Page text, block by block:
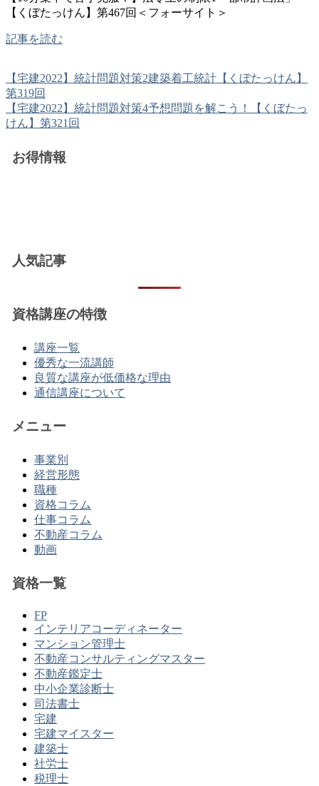
【くぼたっけん】第467回＜フォーサイト＞
記事を読む
【宅建2022】統計問題対策2建築着工統計【くぼたっけん】
第319回
【宅建2022】統計問題対策4予想問題を解こう！【くぼたっ
けん】第321回
お得情報
人気記事
資格講座の特徴
講座一覧
優秀な一流講師
良質な講座が低価格な理由
通信講座について
メニュー
事業別
経営形態
職種
資格コラム
仕事コラム
不動産コラム
動画
資格一覧
FP
インテリアコーディネーター
マンション管理士
不動産コンサルティングマスター
不動産鑑定士
中小企業診断士
司法書士
宅建
宅建マイスター
建築士
社労士
税理士